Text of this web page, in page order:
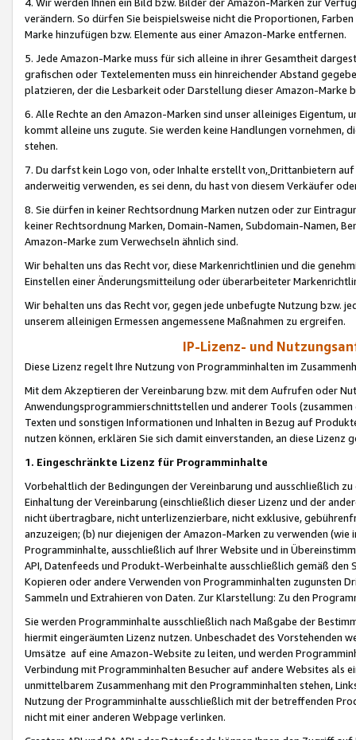
verändern. So dürfen Sie beispielsweise nicht die Proportionen,
Marke hinzufügen bzw. Elemente aus einer Amazon-Marke entfernen.
5. Jede Amazon-Marke muss für sich alleine in ihrer Gesamtheit
grafischen oder Textelementen muss ein hinreichender Abstand
platzieren, der die Lesbarkeit oder Darstellung dieser Amazon-Marke
6. Alle Rechte an den Amazon-Marken sind unser alleiniges
kommt alleine uns zugute. Sie werden keine Handlungen vornehmen,
stehen.
7. Du darfst kein Logo von, oder Inhalte erstellt von,Drittanbietern auf
anderweitig verwenden, es sei denn, du hast von diesem Verkäufer
8. Sie dürfen in keiner Rechtsordnung Marken nutzen oder zur
keiner Rechtsordnung Marken, Domain-Namen, Subdomain-Namen,
Amazon-Marke zum Verwechseln ähnlich sind.
Wir behalten uns das Recht vor, diese Markenrichtlinien und die
Einstellen einer Änderungsmitteilung oder überarbeiteter
Wir behalten uns das Recht vor, gegen jede unbefugte Nutzung bzw.
unserem alleinigen Ermessen angemessene Maßnahmen zu ergreifen.
IP-Lizenz- und
Diese Lizenz regelt Ihre Nutzung von Programminhalten im
Mit dem Akzeptieren der Vereinbarung bzw. mit dem Aufrufen oder
Anwendungsprogrammierschnittstellen und anderer Tools (zusammen
Texten und sonstigen Informationen und Inhalten in Bezug auf
nutzen können, erklären Sie sich damit einverstanden, an diese Lizenz
1. Eingeschränkte Lizenz für Programminhalte
Vorbehaltlich der Bedingungen der Vereinbarung und ausschließlich
Einhaltung der Vereinbarung (einschließlich dieser Lizenz und der
nicht übertragbare, nicht unterlizenzierbare, nicht exklusive,
anzuzeigen; (b) nur diejenigen der Amazon-Marken zu verwenden
Programminhalte, ausschließlich auf Ihrer Website und in
API, Datenfeeds und Produkt-Werbeinhalte ausschließlich gemäß
Kopieren oder andere Verwenden von Programminhalten zugunsten
Sammeln und Extrahieren von Daten. Zur Klarstellung: Zu den
Sie werden Programminhalte ausschließlich nach Maßgabe der
hiermit eingeräumten Lizenz nutzen. Unbeschadet des Vorstehenden
Umsätze auf eine Amazon-Website zu leiten, und werden
Verbindung mit Programminhalten Besucher auf andere Websites als
unmittelbarem Zusammenhang mit den Programminhalten stehen,
Nutzung der Programminhalte ausschließlich mit der betreffenden
nicht mit einer anderen Webpage verlinken.